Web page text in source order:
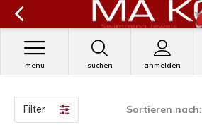
suchen anmelden
menu
Filter Sortieren nach: